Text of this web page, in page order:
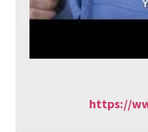
https://